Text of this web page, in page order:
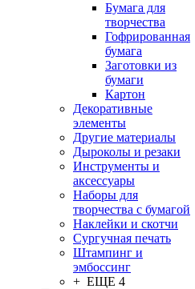
Бумага для
творчества
Гофрированная
бумага
Заготовки из
бумаги
Картон
Декоративные
элементы
Другие материалы
Дыроколы и резаки
Инструменты и
аксессуары
Наборы для
творчества с бумагой
Наклейки и скотчи
Сургучная печать
Штампинг и
эмбоссинг
+ ЕЩЕ 4